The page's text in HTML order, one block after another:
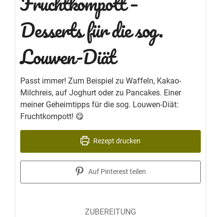
Desserts für die sog.
Louwen-Diät
Passt immer! Zum Beispiel zu Waffeln, Kakao-
Milchreis, auf Joghurt oder zu Pancakes. Einer
meiner Geheimtipps für die sog. Louwen-Diät:
Fruchtkompott! 😋
Rezept drucken
Auf Pinterest teilen
ZUBEREITUNG